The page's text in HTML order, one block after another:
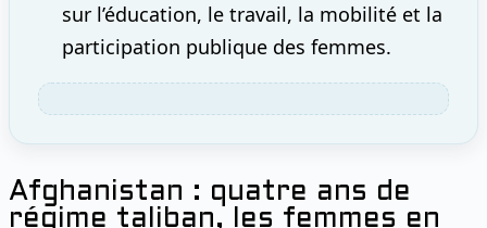
sur l’éducation, le travail, la mobilité et la
participation publique des femmes.
Afghanistan : quatre ans de
régime taliban, les femmes en